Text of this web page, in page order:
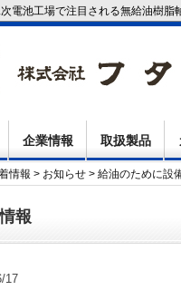
電池工場で注目される無給油
企業情報 取扱製品
情報 > お知らせ > 給油のために設
報
17